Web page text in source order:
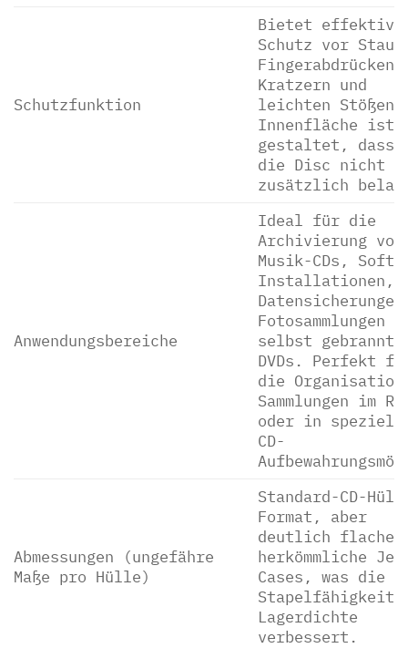
Schutzfunktion
Bietet
Schutz vor
Fingerabdrücken,
Kratzern und
leichten Stößen.
Innenfläche ist
gestaltet, dass
die Disc nicht
zusätzlich
Anwendungsbereiche
Ideal für die
Archivierung von
Musik-CDs,
Installationen,
Fotosammlungen
selbst
DVDs. Perfekt
die Organisation
Sammlungen im
oder in
CD-
Abmessungen (ungefähre
Maße pro Hülle)
Standard-CD-
Format, aber
deutlich
herkömmliche
Cases, was die
Stapelfähigkeit
Lagerdichte
verbessert.